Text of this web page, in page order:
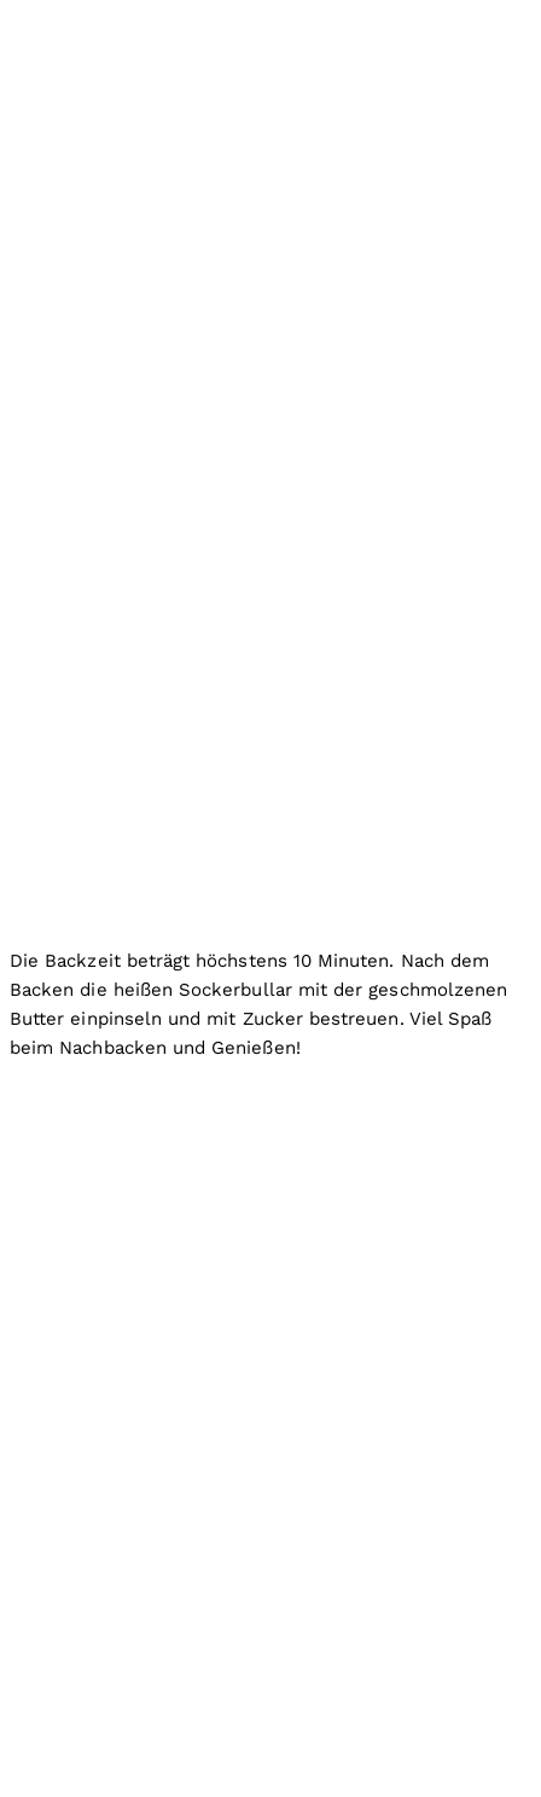
Die Backzeit beträgt höchstens 10 Minuten. Nach dem
Backen die heißen Sockerbullar mit der geschmolzenen
Butter einpinseln und mit Zucker bestreuen. Viel Spaß
beim Nachbacken und Genießen!